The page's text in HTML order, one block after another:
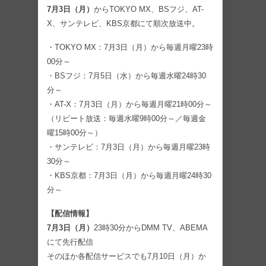
7月3日（月） からTOKYO MX、BSフジ、AT-
X、サンテレビ、KBS京都にて順次放送中。
・TOKYO MX：7月3日（月）から毎週月曜23時
00分～
・BSフジ：7月5日（水）から毎週水曜24時30
分～
・AT-X：7月3日（月）から毎週月曜21時00分～
（リピート放送：毎週水曜9時00分～／毎週金
曜15時00分～）
・サンテレビ：7月3日（月）から毎週月曜23時
30分～
・KBS京都：7月3日（月）から毎週月曜24時30
分～
【配信情報】
7月3日（月） 23時30分からDMM TV、ABEMA
にて先行配信
そのほか各配信サービスでも7月10日（月）か